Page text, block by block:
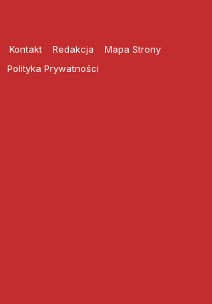
Kontakt Redakcja
Mapa Strony
Polityka Prywatności